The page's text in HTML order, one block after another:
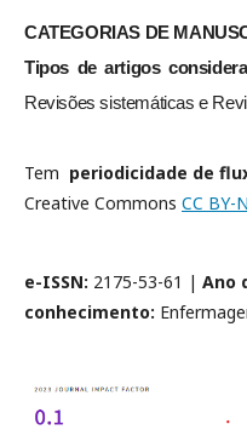
CATEGORIAS DE
Tipos de artigos
Revisões sistemáticas e
Tem periodicidade de
Creative Commons CC BY-
e-ISSN: 2175-53-61 | Ano
conhecimento: